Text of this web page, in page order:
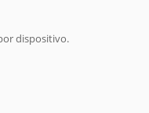
dispositivo.